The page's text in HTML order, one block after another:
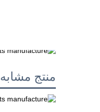
منتج مشابه